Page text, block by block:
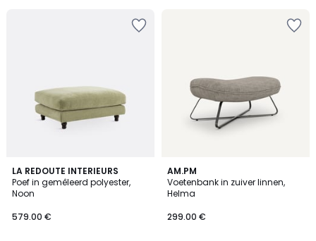
LA REDOUTE INTERIEURS
Poef in gemêleerd polyester,
Noon
579.00 €
3.3
/ 5
9
Kleuren
AM.PM
Voetenbank in zuiver linnen,
Helma
299.00 €
4.4
/ 5
2
Kleuren